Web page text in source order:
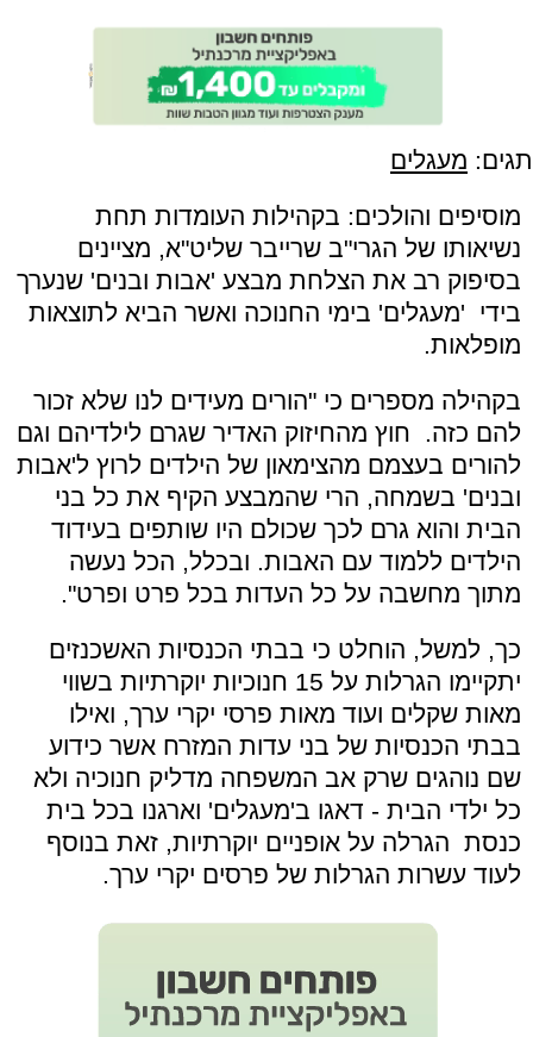
תגים: מעגלים
מוסיפים והולכים: בקהילות העומדות תחת
נשיאותו של הגרי"ב שרייבר שליט"א, מציינים
בסיפוק רב את הצלחת מבצע 'אבות ובנים' שנערך
בידי 'מעגלים' בימי החנוכה ואשר הביא לתוצאות
מופלאות.
בקהילה מספרים כי "הורים מעידים לנו שלא זכור
להם כזה. חוץ מהחיזוק האדיר שגרם לילדיהם וגם
להורים בעצמם מהצימאון של הילדים לרוץ ל'אבות
ובנים' בשמחה, הרי שהמבצע הקיף את כל בני
הבית והוא גרם לכך שכולם היו שותפים בעידוד
הילדים ללמוד עם האבות. ובכלל, הכל נעשה
מתוך מחשבה על כל העדות בכל פרט ופרט".
כך, למשל, הוחלט כי בבתי הכנסיות האשכנזים
יתקיימו הגרלות על 15 חנוכיות יוקרתיות בשווי
מאות שקלים ועוד מאות פרסי יקרי ערך, ואילו
בבתי הכנסיות של בני עדות המזרח אשר כידוע
שם נוהגים שרק אב המשפחה מדליק חנוכיה ולא
כל ילדי הבית - דאגו ב'מעגלים' וארגנו בכל בית
כנסת הגרלה על אופניים יוקרתיות, זאת בנוסף
לעוד עשרות הגרלות של פרסים יקרי ערך.